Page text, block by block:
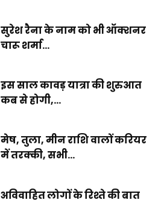
सुरेश रैना के नाम को भी ऑक्शनर
चारू शर्मा...
इस साल कावड़ यात्रा की शुरुआत
कब से होगी,...
मेष, तुला, मीन राशि वालों करियर
में तरक्की, सभी...
अविवाहित लोगों के रिश्ते की बात